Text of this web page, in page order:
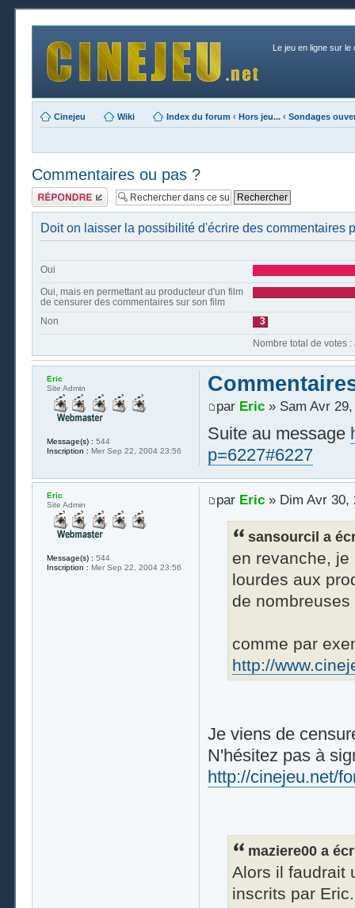
Le jeu en ligne sur le
Cinejeu Wiki Index du forum ‹ Hors jeu... ‹ Sondages
Commentaires ou pas ?
Publier une
réponse
Doit on laisser la possibilité d'écrire des commentaires
Oui
Oui, mais en permettant au producteur d'un film
de censurer des commentaires sur son film
Non
3
par Eric» Sam Avr 29,
Suite au message
p=6227#6227
Eric
Site Admin
Message(s) : 544
Inscription : Mer Sep 22, 2004 23:56
par Eric» Dim Avr 30,
sansourcil a
en revanche,
lourdes aux
de
comme par
http://
Je viens de
N'hésitez pas à
http://cinejeu.net/
maziere00 a
Alors il faudrait
inscrits par Eric.
Eric
Site Admin
Message(s) : 544
Inscription : Mer Sep 22, 2004 23:56